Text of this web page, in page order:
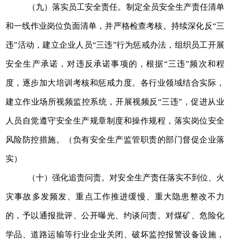
（九）落实员工安全责任。 制定全员安全生产责任清单
和一线作业岗位负面清单，并严格检查考核。持续深化反“三
违”活动，建立企业人员“三违”行为惩戒办法，组织员工开展
安全生产承诺，对违反承诺事项的，根据“三违”频次和程
度，逐步加大培训考核和惩戒力度。各行业领域结合实际，
建立作业场所视频监控系统，开展视频反“三违”，促进从业
人员自觉遵守安全生产规章制度和操作规程，落实岗位安全
风险防控措施。（负有安全生产监管职责的部门督促企业落
实）
（十）强化追责问责。 对安全生产责任落实不到位、火
灾事故多发频发、重点工作推进缓慢 、重大隐患整改不力
的，予以通报批评 、公开曝光、 约谈问责。对煤矿、危险化
学品、道路运输等行业企业关闭、破坏监控报警设备设施，